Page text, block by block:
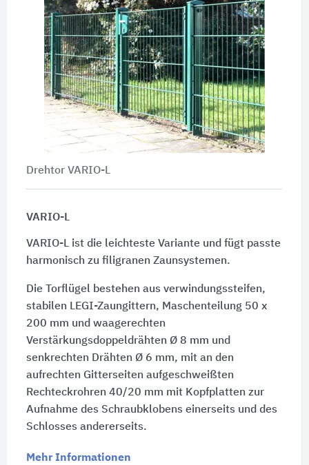
Drehtor VARIO-L
VARIO-L
VARIO-L ist die leichteste Variante und fügt passte
harmonisch zu filigranen Zaunsystemen.
Die Torflügel bestehen aus verwindungssteifen,
stabilen LEGI-Zaungittern, Maschenteilung 50 x
200 mm und waagerechten
Verstärkungsdoppeldrähten Ø 8 mm und
senkrechten Drähten Ø 6 mm, mit an den
aufrechten Gitterseiten aufgeschweißten
Rechteckrohren 40/20 mm mit Kopfplatten zur
Aufnahme des Schraubklobens einerseits und des
Schlosses andererseits.
Mehr Informationen